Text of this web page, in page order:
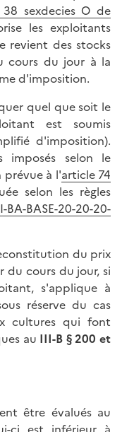
sexdecies O de
les exploitants
revient des stocks
cours du jour à la
d'imposition.
quel que soit le
est soumis
d'imposition).
imposés selon le
prévue à l'article 74
selon les règles
BASE-20-20-20-
du prix
du cours du jour, si
s'applique à
réserve du cas
cultures qui font
au III-B § 200 et
être évalués au